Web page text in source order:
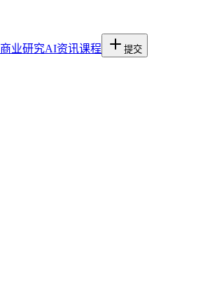
商业研究AI资讯课程
提交